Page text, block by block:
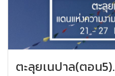
ตะลุยเนปาล(ตอน